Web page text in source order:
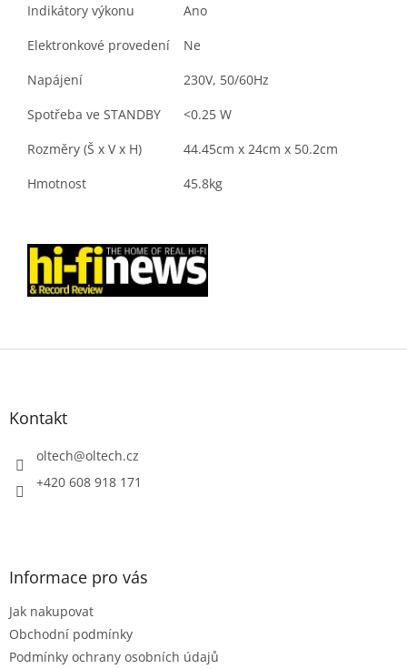
Indikátory výkonu
Ano
Elektronkové provedení
Ne
Napájení
230V, 50/60Hz
Spotřeba ve STANDBY
<0.25 W
Rozměry (Š x V x H)
44.45cm x 24cm x 50.2cm
Hmotnost
45.8kg
Z
Kontakt
oltech@oltech.cz
+420 608 918 171
Informace pro vás
Jak nakupovat
Obchodní podmínky
Podmínky ochrany osobních údajů